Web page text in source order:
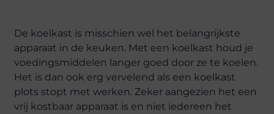
De koelkast is misschien wel het belangrijkste
apparaat in de keuken. Met een koelkast houd je
voedingsmiddelen langer goed door ze te koelen.
Het is dan ook erg vervelend als een koelkast
plots stopt met werken. Zeker aangezien het een
vrij kostbaar apparaat is en niet iedereen het